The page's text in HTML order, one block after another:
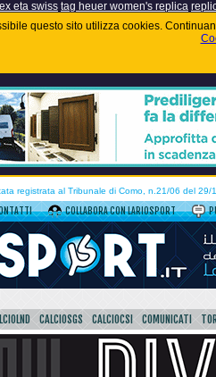
eta swiss tag heuer women's replica
questo sito utilizza cookies.
registrata al Tribunale di Como, n.21/06 del 29/
COLLABORA CON LARIOSPORT
CALCIOSGS CALCIOCSI COMUNICATI